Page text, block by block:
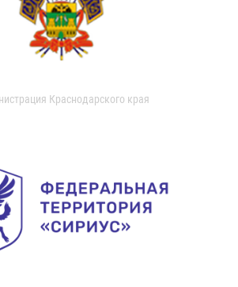
Краснодарского края